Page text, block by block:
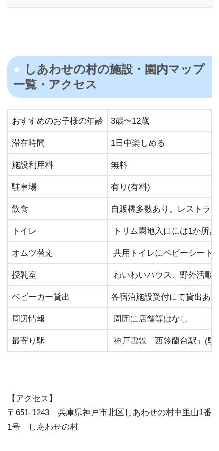
しあわせの村の施設・園内マップ
⼀覧・アクセス
おすすめのお⼦様の年齢 3歳〜12歳
滞在時間 1⽇中楽しめる
施設利⽤料 無料
駐⾞場 有り(有料)
飲⾷ 自販機多数あり。レストラ
トイレ トリム園地入口には1か所
オムツ替え 共用トイレにベビーシート
授乳室 わいわいハウス、野外活動
ベビーカー貸出 各宿泊施設受付にて貸出あり
周辺情報 周囲に店舗等はなし
最寄り駅 神戸電鉄「西鈴蘭台駅」(駅
【アクセス】
〒651-1243 兵庫県神戸市北区しあわせの村中里山1番
1号 しあわせの村